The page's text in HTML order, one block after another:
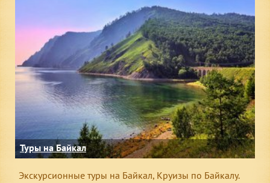
Туры на Байкал
Экскурсионные туры на Байкал, Круизы по Байкалу.